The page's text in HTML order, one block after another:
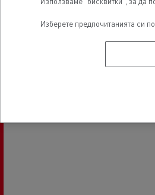
Изберете предпочитанията си